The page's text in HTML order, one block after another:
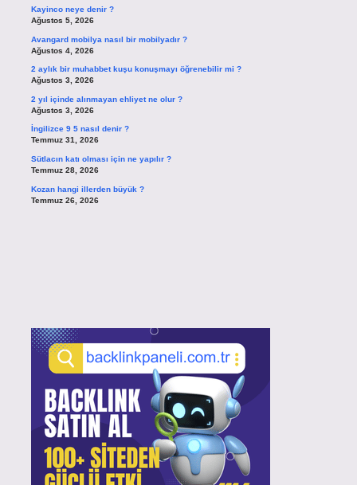
Kayinco neye denir ?
Ağustos 5, 2026
Avangard mobilya nasıl bir mobilyadır ?
Ağustos 4, 2026
2 aylık bir muhabbet kuşu konuşmayı öğrenebilir mi ?
Ağustos 3, 2026
2 yıl içinde alınmayan ehliyet ne olur ?
Ağustos 3, 2026
İngilizce 9 5 nasıl denir ?
Temmuz 31, 2026
Sütlacın katı olması için ne yapılır ?
Temmuz 28, 2026
Kozan hangi illerden büyük ?
Temmuz 26, 2026